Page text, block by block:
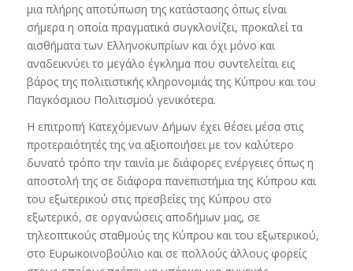
μια πλήρης αποτύπωση της κατάστασης όπως είναι
σήμερα η οποία πραγματικά συγκλονίζει, προκαλεί τα
αισθήματα των Ελληνοκυπρίων και όχι μόνο και
αναδεικνύει το μεγάλο έγκλημα που συντελείται εις
βάρος της πολιτιστικής κληρονομιάς της Κύπρου και του
Παγκόσμιου Πολιτισμού γενικότερα.
Η επιτροπή Κατεχόμενων Δήμων έχει θέσει μέσα στις
προτεραιότητές της να αξιοποιήσει με τον καλύτερο
δυνατό τρόπο την ταινία με διάφορες ενέργειες όπως η
αποστολή της σε διάφορα πανεπιστήμια της Κύπρου και
του εξωτερικού στις πρεσβείες της Κύπρου στο
εξωτερικό, σε οργανώσεις αποδήμων μας, σε
τηλεοπτικούς σταθμούς της Κύπρου και του εξωτερικού,
στο Ευρωκοινοβούλιο και σε πολλούς άλλους φορείς